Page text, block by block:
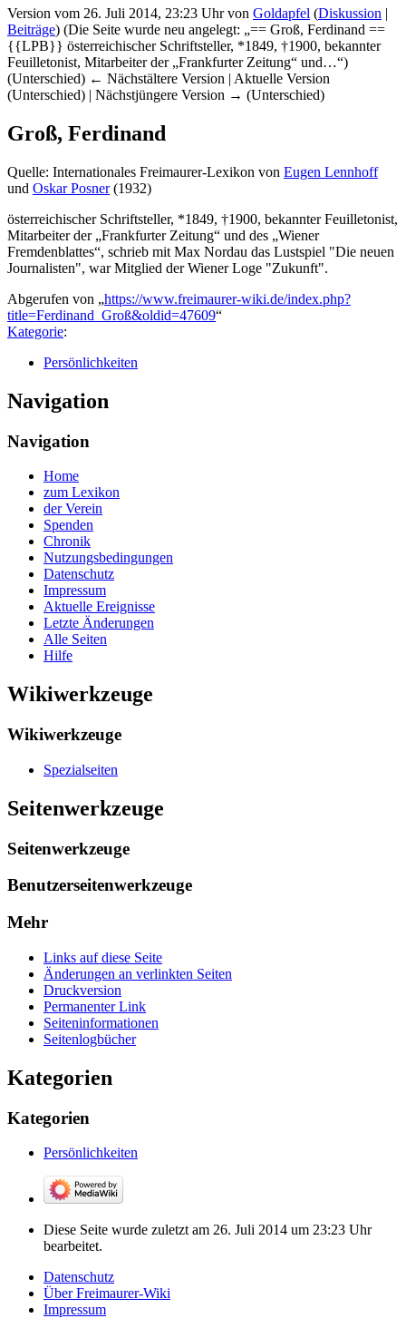
Version vom 26. Juli 2014, 23:23 Uhr von Goldapfel (Diskussion |
Beiträge) (Die Seite wurde neu angelegt: „== Groß, Ferdinand ==
{{LPB}} österreichischer Schriftsteller, *1849, †1900, bekannter
Feuilletonist, Mitarbeiter der „Frankfurter Zeitung“ und…“)
(Unterschied) ← Nächstältere Version | Aktuelle Version
(Unterschied) | Nächstjüngere Version → (Unterschied)
Groß, Ferdinand
Quelle: Internationales Freimaurer-Lexikon von Eugen Lennhoff
und Oskar Posner(1932)
österreichischer Schriftsteller, *1849, †1900, bekannter Feuilletonist,
Mitarbeiter der „Frankfurter Zeitung“ und des „Wiener
Fremdenblattes“, schrieb mit Max Nordau das Lustspiel "Die neuen
Journalisten", war Mitglied der Wiener Loge "Zukunft".
Abgerufen von „https://www.freimaurer-wiki.de/index.php?
title=Ferdinand_Groß&oldid=47609“
Kategorie:
Persönlichkeiten
Navigation
Navigation
Home
zum Lexikon
der Verein
Spenden
Chronik
Nutzungsbedingungen
Datenschutz
Impressum
Aktuelle Ereignisse
Letzte Änderungen
Alle Seiten
Hilfe
Wikiwerkzeuge
Wikiwerkzeuge
Spezialseiten
Seitenwerkzeuge
Seitenwerkzeuge
Benutzerseitenwerkzeuge
Mehr
Links auf diese Seite
Änderungen an verlinkten Seiten
Druckversion
Permanenter Link
Seiten­­informationen
Seitenlogbücher
Kategorien
Kategorien
Persönlichkeiten
Diese Seite wurde zuletzt am 26. Juli 2014 um 23:23 Uhr
bearbeitet.
Datenschutz
Über Freimaurer-Wiki
Impressum